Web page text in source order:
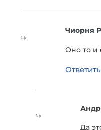
Чиорня
Оно то и
Ответить
Да